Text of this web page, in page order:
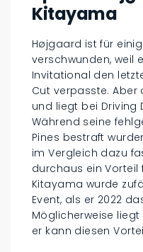
Kitayama
Højgaard ist für
verschwunden, weil
Invitational den
Cut verpasste. Aber
und liegt bei Driving
Während seine
Pines bestraft
im Vergleich dazu
durchaus ein Vorteil
Kitayama wurde
Event, als er 2022
Möglicherweise
er kann diesen